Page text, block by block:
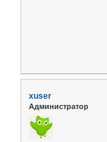
xuser
Администратор